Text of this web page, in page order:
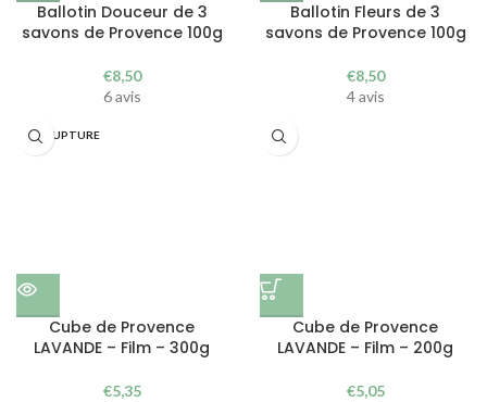
Ballotin Douceur de 3
savons de Provence 100g
€8,50
6 avis
Ballotin Fleurs de 3
savons de Provence 100g
€8,50
4 avis
EN RUPTURE
Cube de Provence
LAVANDE – Film – 300g
€5,35
Cube de Provence
LAVANDE – Film – 200g
€5,05